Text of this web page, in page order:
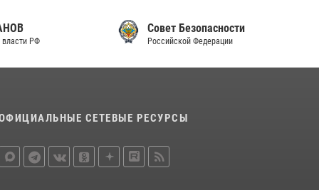
Росгвардии Героя России генерала армии
Виктора Золотова с заместителем
Совет Безопасности
Российской Федерации
СЕТЕВЫЕ РЕСУРСЫ